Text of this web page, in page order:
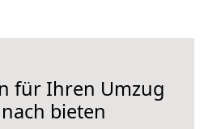
für Ihren Umzug
bieten